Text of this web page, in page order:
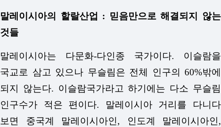
말레이시아의 할랄산업 : 믿음만으로 해결되지 않는
것들
말레이시아는 다문화-다인종 국가이다. 이슬람을
국교로 삼고 있으나 무슬림은 전체 인구의 60%밖에
되지 않는다. 이슬람국가라고 하기에는 다소 무슬림
인구수가 적은 편이다. 말레이시아 거리를 다니다
보면 중국계 말레이시아인, 인도계 말레이시아인,